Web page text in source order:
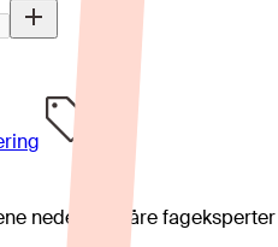
nedenfor. Våre fageksperter